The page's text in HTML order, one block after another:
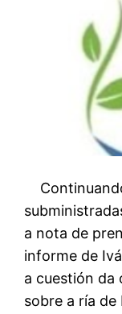
a nota de
informe de
a cuestión da
sobre a ría de